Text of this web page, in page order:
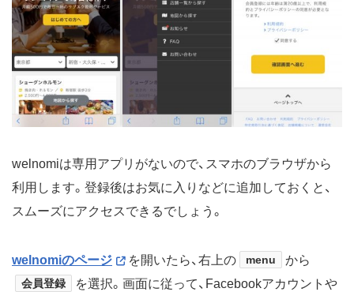
welnomiは専用アプリがないので、スマホのブラウザから
利用します。登録後はお気に入りなどに追加しておくと、
スムーズにアクセスできるでしょう。
welnomiのページ を開いたら、右上の menu から
会員登録
を選択。画面に従って、Facebookアカウントや